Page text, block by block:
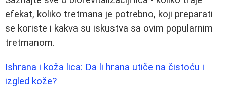
efekat, koliko tretmana je potrebno, koji preparati
se koriste i kakva su iskustva sa ovim popularnim
tretmanom.
Ishrana i koža lica: Da li hrana utiče na čistoću i
izgled kože?